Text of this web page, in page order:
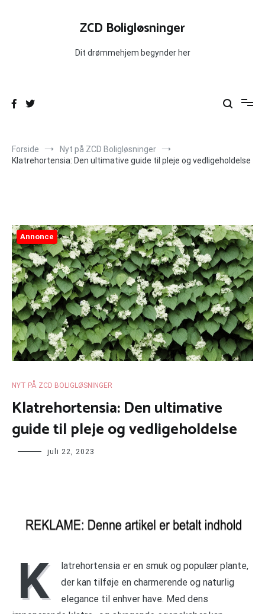
ZCD Boligløsninger
Dit drømmehjem begynder her
Forside
Nyt på ZCD Boligløsninger
Klatrehortensia: Den ultimative guide til pleje og vedligeholdelse
Annonce
NYT PÅ ZCD BOLIGLØSNINGER
Klatrehortensia: Den ultimative
guide til pleje og vedligeholdelse
juli 22, 2023
K
latrehortensia er en smuk og populær plante,
der kan tilføje en charmerende og naturlig
elegance til enhver have. Med dens